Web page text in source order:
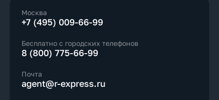
Москва
+7 (495) 009-66-99
Бесплатно с городских телефонов
8 (800) 775-66-99
Почта
agent@r-express.ru